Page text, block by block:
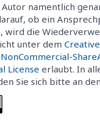
namentlich
ob ein
wird die
unter dem
License erlaubt. In
Sie sich bitte an